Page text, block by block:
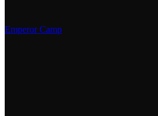
Emperor Camp